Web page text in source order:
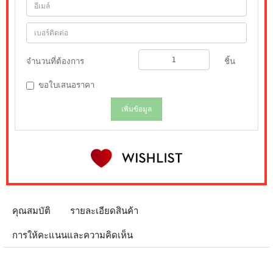
จำนวนที่ต้องการ ชิ้น
ขอใบเสนอราคา
เพิ่มข้อมูล
คุณสมบัติ รายละเอียดสินค้า
การให้คะแนนและความคิดเห็น